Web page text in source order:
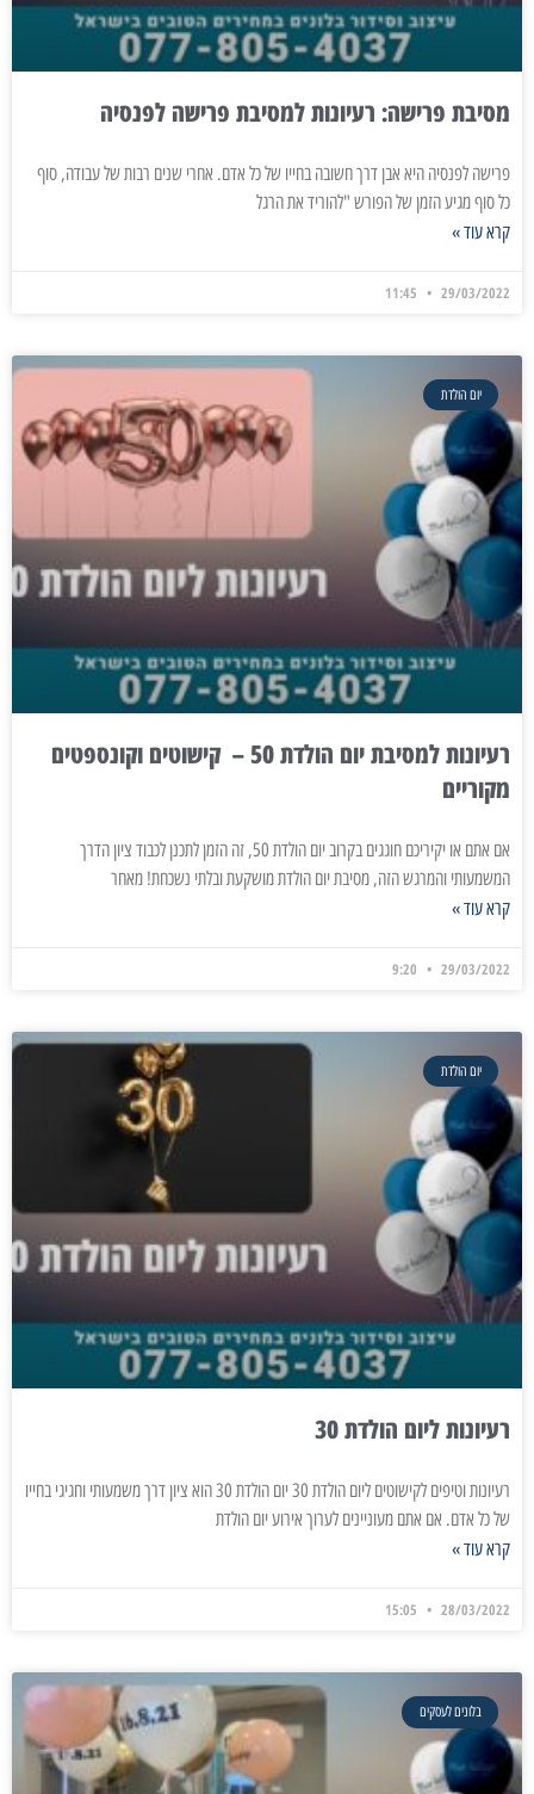
מסיבת פרישה: רעיונות למסיבת פרישה לפנסיה
פרישה לפנסיה היא אבן דרך חשובה בחייו של כל אדם. אחרי שנים רבות של עבודה, סוף
כל סוף מגיע הזמן של הפורש "להוריד את הרגל
קרא עוד »
29/03/2022
יום הולדת
רעיונות למסיבת יום הולדת 50 – קישוטים וקונספטים
מקוריים
אם אתם או יקיריכם חוגגים בקרוב יום הולדת 50, זה הזמן לתכנן לכבוד ציון הדרך
המשמעותי והמרגש הזה, מסיבת יום הולדת מושקעת ובלתי נשכחת! מאחר
קרא עוד »
29/03/2022
יום הולדת
רעיונות ליום הולדת 30
רעיונות וטיפים לקישוטים ליום הולדת 30 יום הולדת 30 הוא ציון דרך משמעותי וחגיגי בחייו
של כל אדם. אם אתם מעוניינים לערוך אירוע יום הולדת
קרא עוד »
28/03/2022
בלונים לעסקים